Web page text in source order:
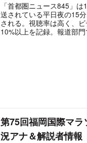
「首都圏ニュース845」
送されている平日夜の15
される。視聴率は高く、
10%以上を記録。報道部
第75回福岡国際マ
況アナ＆解説者情報